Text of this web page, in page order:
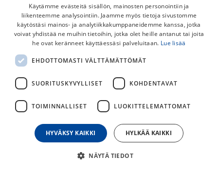
Orbea Laufey H10 -24
maasturi. Sitä ei ole suunniteltu vain yhtä ajajakuntaa
hauskanpitoon tehty pyörä on täydellinen kaikille!
1 799,00€ 2 149,00 €
Käytämme evästeitä sisällön, mainosten personointiin ja
liikenteemme analysointiin. Jaamme myös tietoja sivustomme
käytöstäsi mainos- ja analytiikkakumppaneidemme kanssa, jotka
voivat yhdistää ne muihin tietoihin, jotka olet heille antanut tai joita
he ovat keränneet käyttäessäsi palveluitaan. Lue lisää
EHDOTTOMASTI VÄLTTÄMÄTTÖMÄT
SUORITUSKYVYLLISET KOHDENTAVAT
TOIMINNALLISET LUOKITTELEMATTOMAT
HYVÄKSY KAIKKI HYLKÄÄ KAIKKI
NÄYTÄ TIEDOT